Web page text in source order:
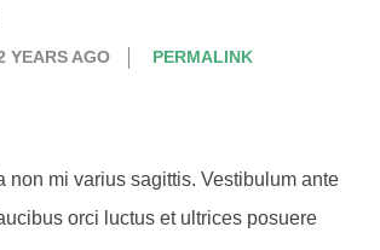
YEARS AGO PERMALINK
non mi varius sagittis. Vestibulum ante
orci luctus et ultrices posuere